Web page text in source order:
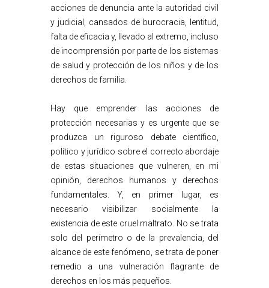
acciones de denuncia ante la autoridad civil
y judicial, cansados de burocracia, lentitud,
falta de eficacia y, llevado al extremo, incluso
de incomprensión por parte de los sistemas
de salud y protección de los niños y de los
derechos de familia.
Hay que emprender las acciones de
protección necesarias y es urgente que se
produzca un riguroso debate científico,
político y jurídico sobre el correcto abordaje
de estas situaciones que vulneren, en mi
opinión, derechos humanos y derechos
fundamentales. Y, en primer lugar, es
necesario visibilizar socialmente la
existencia de este cruel maltrato. No se trata
solo del perímetro o de la prevalencia, del
alcance de este fenómeno, se trata de poner
remedio a una vulneración flagrante de
derechos en los más pequeños.